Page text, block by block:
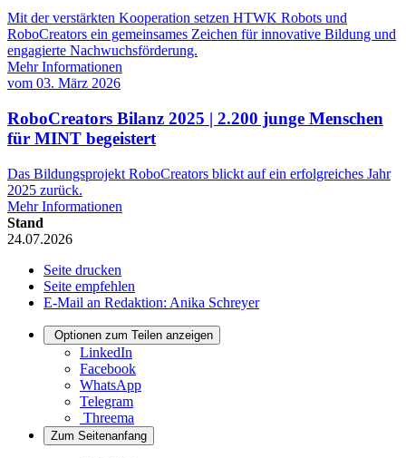
Mit der verstärkten Kooperation setzen HTWK Robots und
RoboCreators ein gemeinsames Zeichen für innovative Bildung und
engagierte Nachwuchsförderung.
Mehr Informationen
vom 03. März 2026
RoboCreators Bilanz 2025 | 2.200 junge Menschen
für MINT begeistert
Das Bildungsprojekt RoboCreators blickt auf ein erfolgreiches Jahr
2025 zurück.
Mehr Informationen
Stand
24.07.2026
Seite drucken
Seite empfehlen
E-Mail an Redaktion: Anika Schreyer
Optionen zum Teilen anzeigen
LinkedIn
Facebook
WhatsApp
Telegram
Threema
Zum Seitenanfang